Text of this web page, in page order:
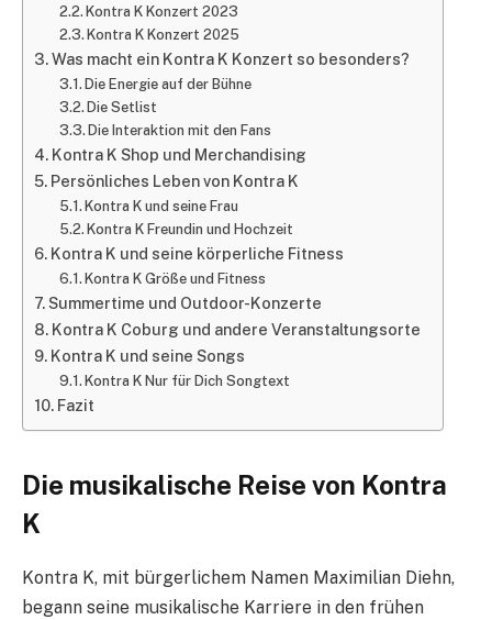
Kontra K Konzert 2023
Kontra K Konzert 2025
Was macht ein Kontra K Konzert so besonders?
Die Energie auf der Bühne
Die Setlist
Die Interaktion mit den Fans
Kontra K Shop und Merchandising
Persönliches Leben von Kontra K
Kontra K und seine Frau
Kontra K Freundin und Hochzeit
Kontra K und seine körperliche Fitness
Kontra K Größe und Fitness
Summertime und Outdoor-Konzerte
Kontra K Coburg und andere Veranstaltungsorte
Kontra K und seine Songs
Kontra K Nur für Dich Songtext
Fazit
Die musikalische Reise von Kontra
K
Kontra K, mit bürgerlichem Namen Maximilian Diehn,
begann seine musikalische Karriere in den frühen